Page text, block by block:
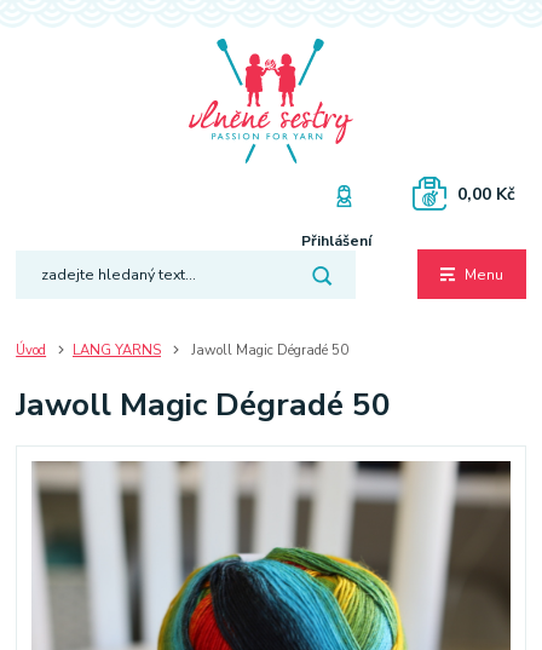
Menu
Přihlášení
0,00 Kč
Úvod LANG YARNS Jawoll Magic Dégradé 50
Jawoll Magic Dégradé 50